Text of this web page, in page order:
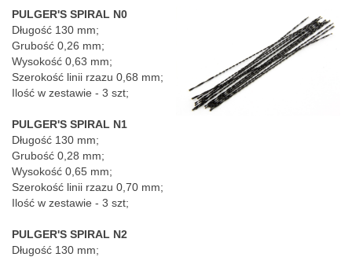
PULGER'S SPIRAL N0
Długość 130 mm;
Grubość 0,26 mm;
Wysokość 0,63 mm;
Szerokość linii rzazu 0,68 mm;
Ilość w zestawie - 3 szt;
PULGER'S SPIRAL N1
Długość 130 mm;
Grubość 0,28 mm;
Wysokość 0,65 mm;
Szerokość linii rzazu 0,70 mm;
Ilość w zestawie - 3 szt;
PULGER'S SPIRAL N2
Długość 130 mm;